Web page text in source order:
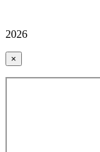
2026
×